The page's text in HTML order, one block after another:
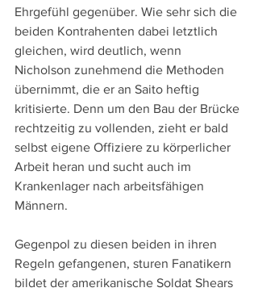
Ehrgefühl gegenüber. Wie sehr sich die
beiden Kontrahenten dabei letztlich
gleichen, wird deutlich, wenn
Nicholson zunehmend die Methoden
übernimmt, die er an Saito heftig
kritisierte. Denn um den Bau der Brücke
rechtzeitig zu vollenden, zieht er bald
selbst eigene Offiziere zu körperlicher
Arbeit heran und sucht auch im
Krankenlager nach arbeitsfähigen
Männern.
Gegenpol zu diesen beiden in ihren
Regeln gefangenen, sturen Fanatikern
bildet der amerikanische Soldat Shears